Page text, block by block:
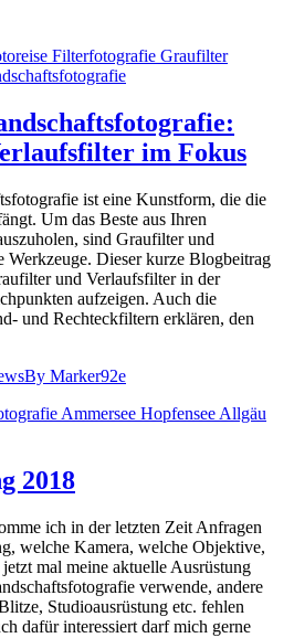
im Fokus
ist eine Kunstform, die die
Um das Beste aus Ihren
sind Graufilter und
Werkzeuge. Dieser kurze Blogbeitrag
und Verlaufsfilter in der
aufzeigen. Auch die
und Rechteckfiltern erklären, den
By Marker92e
2018
ich in der letzten Zeit Anfragen
welche Kamera, welche Objektive,
mal meine aktuelle Ausrüstung
verwende, andere
Studioausrüstung etc. fehlen
dafür interessiert darf mich gerne